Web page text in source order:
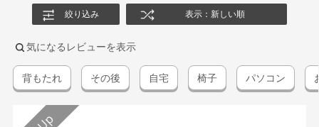
絞り込み 表示：新しい順
気になるレビューを表示
背もたれ その後 自宅 椅子 パソコン